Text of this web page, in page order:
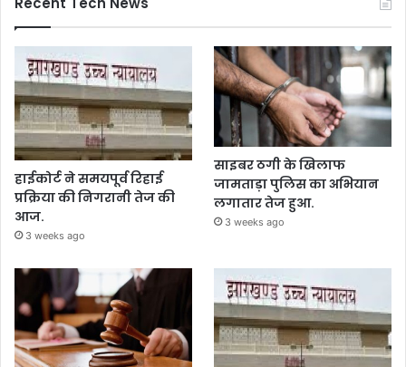
हाईकोर्ट ने समयपूर्व रिहाई
प्रक्रिया की निगरानी तेज की
आज.
3 weeks ago
साइबर ठगी के खिलाफ
जामताड़ा पुलिस का अभियान
लगातार तेज हुआ.
3 weeks ago